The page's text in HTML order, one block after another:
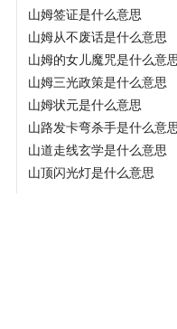
山姆签证是什么意思
山姆从不废话是什么意思
山姆的女儿魔咒是什么意
山姆三光政策是什么意思
山姆状元是什么意思
山路发卡弯杀手是什么意
山道走线玄学是什么意思
山顶闪光灯是什么意思